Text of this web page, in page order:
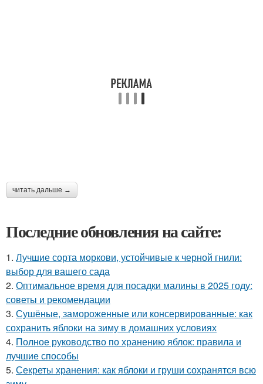
читать дальше →
Последние обновления на сайте:
1. Лучшие сорта моркови, устойчивые к черной гнили:
выбор для вашего сада
2. Оптимальное время для посадки малины в 2025 году:
советы и рекомендации
3. Сушёные, замороженные или консервированные: как
сохранить яблоки на зиму в домашних условиях
4. Полное руководство по хранению яблок: правила и
лучшие способы
5. Секреты хранения: как яблоки и груши сохранятся всю